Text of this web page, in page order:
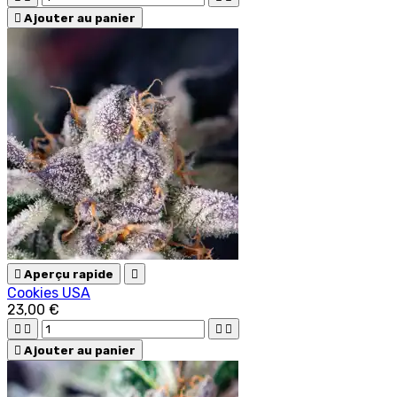
 Ajouter au panier
 Aperçu rapide 
Cookies USA
23,00 €
   
 Ajouter au panier